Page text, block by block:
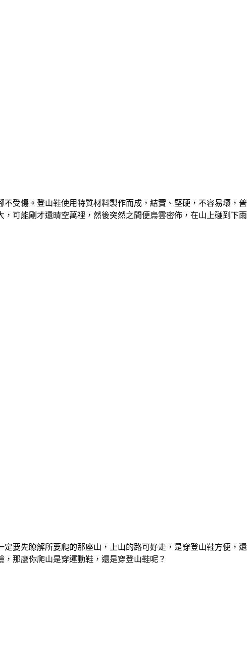
受傷。登山鞋使用特質材料製作而成，結實、堅硬，不容易壞，普
可能剛才還晴空萬裡，然後突然之間便烏雲密佈，在山上碰到下雨
要先瞭解所要爬的那座山，上山的路可好走，是穿登山鞋方便，還
那麼你爬山是穿運動鞋，還是穿登山鞋呢？